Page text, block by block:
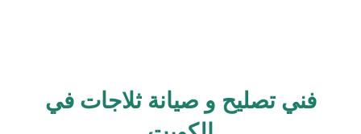
فني تصليح و صيانة ثلاجات في